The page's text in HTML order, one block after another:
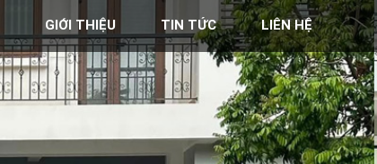
GIỚI THIỆU TIN TỨC LIÊN HỆ